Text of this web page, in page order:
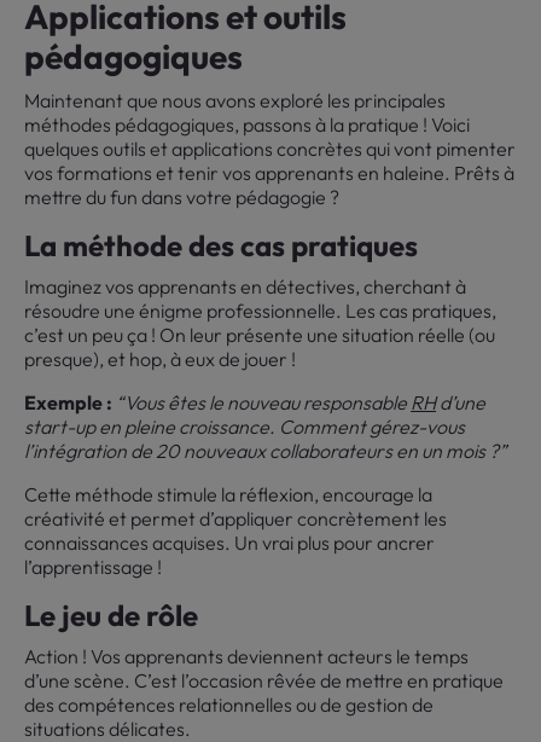
Applications et outils
pédagogiques
Maintenant que nous avons exploré les principales
méthodes pédagogiques, passons à la pratique ! Voici
quelques outils et applications concrètes qui vont pimenter
vos formations et tenir vos apprenants en haleine. Prêts à
mettre du fun dans votre pédagogie ?
La méthode des cas pratiques
Imaginez vos apprenants en détectives, cherchant à
résoudre une énigme professionnelle. Les cas pratiques,
c’est un peu ça ! On leur présente une situation réelle (ou
presque), et hop, à eux de jouer !
Exemple : “Vous êtes le nouveau responsable RHd’une
start-up en pleine croissance. Comment gérez-vous
l’intégration de 20 nouveaux collaborateurs en un mois ?”
Cette méthode stimule la réflexion, encourage la
créativité et permet d’appliquer concrètement les
connaissances acquises. Un vrai plus pour ancrer
l’apprentissage !
Le jeu de rôle
Action ! Vos apprenants deviennent acteurs le temps
d’une scène. C’est l’occasion rêvée de mettre en pratique
des compétences relationnelles ou de gestion de
situations délicates.